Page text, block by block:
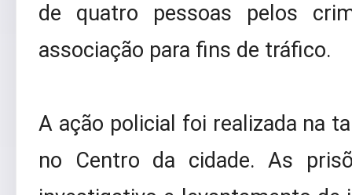
de quatro pessoas pelos
associação para fins de tráfico.
A ação policial foi realizada na
no Centro da cidade. As